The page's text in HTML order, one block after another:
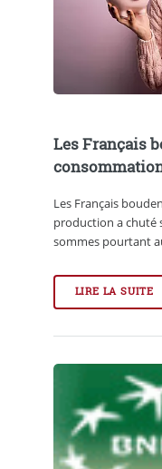
Les Français
Les Français
production a chuté
sommes pourtant
LIRE LA SUITE